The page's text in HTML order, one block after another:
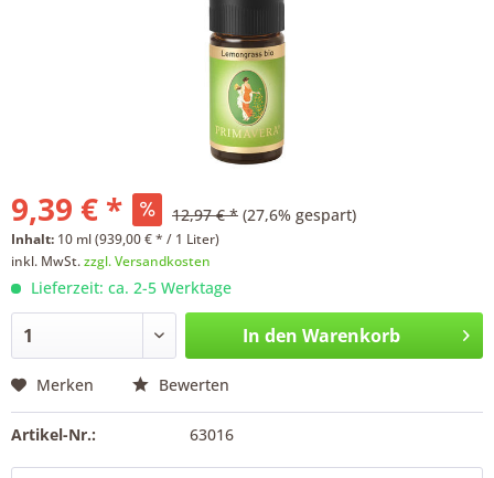
9,39 € * 12,97 € * (27,6% gespart)
Inhalt: 10 ml (939,00 € * / 1 Liter)
inkl. MwSt.zzgl. Versandkosten
Lieferzeit: ca. 2-5 Werktage
In den Warenkorb
Merken Bewerten
Artikel-Nr.: 63016